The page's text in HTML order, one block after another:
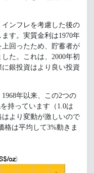
ンフレを考慮した後の
す。実質金利は1970年
回ったため、貯蓄者が
た。これは、2000年初
銀投資はより良い投資
年以来、この2つの
持っています（1.0は
より変動が激しいので
格は平均して3%動きま